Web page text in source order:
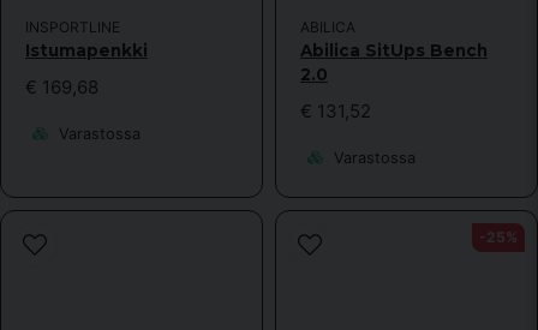
INSPORTLINE
Istumapenkki
€ 169,68
Varastossa
ABILICA
Abilica SitUps Bench
2.0
€ 131,52
Varastossa
-25%